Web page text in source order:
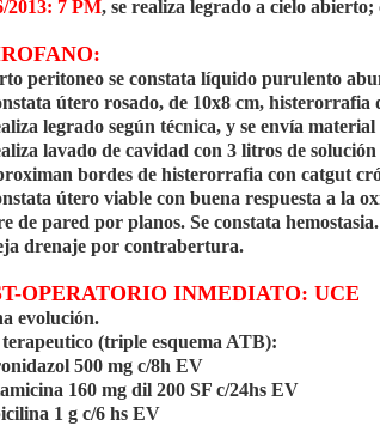
2013: 7 PM, se realiza legrado a cielo
peritoneo se constata líquido purulento
útero rosado, de 10x8 cm, histerorrafia
legrado según técnica, y se envía
lavado de cavidad con 3 litros de
bordes de histerorrafia con catgut
útero viable con buena respuesta a la
de pared por planos. Se constata hemostasia.
drenaje por contrabertura.
OPERATORIO INMEDIATO: UCE
evolución.
(triple esquema ATB):
500 mg c/8h EV
160 mg dil 200 SF c/24hs EV
1 g c/6 hs EV